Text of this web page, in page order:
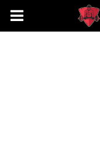
Totalextreme.pl